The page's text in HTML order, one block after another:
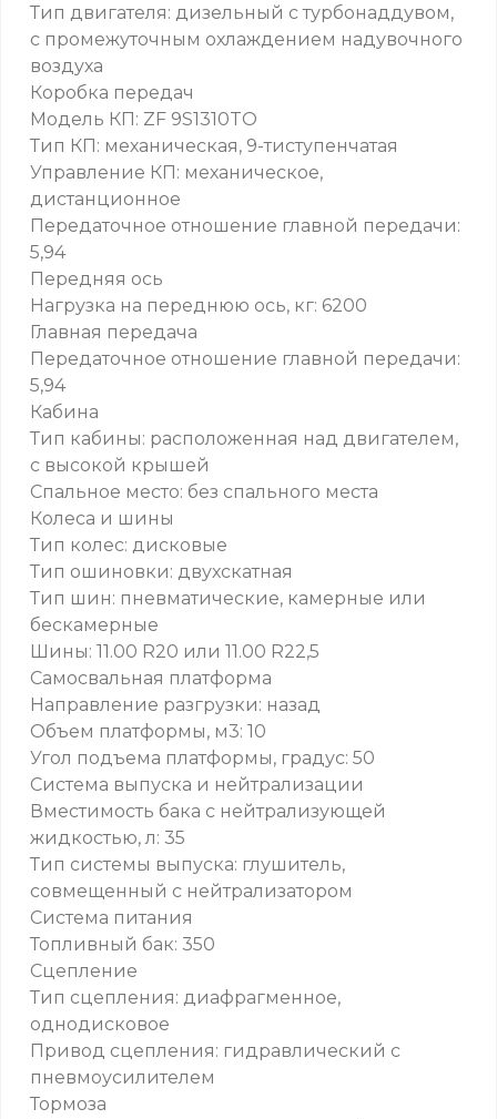
Тип двигателя: дизельный с турбонаддувом,
с промежуточным охлаждением надувочного
воздуха
Коробка передач
Модель КП: ZF 9S1310TO
Тип КП: механическая, 9-тиступенчатая
Управление КП: механическое,
дистанционное
Передаточное отношение главной передачи:
5,94
Передняя ось
Нагрузка на переднюю ось, кг: 6200
Главная передача
Передаточное отношение главной передачи:
5,94
Кабина
Тип кабины: расположенная над двигателем,
с высокой крышей
Спальное место: без спального места
Колеса и шины
Тип колес: дисковые
Тип ошиновки: двухскатная
Тип шин: пневматические, камерные или
бескамерные
Шины: 11.00 R20 или 11.00 R22,5
Самосвальная платформа
Направление разгрузки: назад
Объем платформы, м3: 10
Угол подъема платформы, градус: 50
Система выпуска и нейтрализации
Вместимость бака с нейтрализующей
жидкостью, л: 35
Тип системы выпуска: глушитель,
совмещенный с нейтрализатором
Система питания
Топливный бак: 350
Сцепление
Тип сцепления: диафрагменное,
однодисковое
Привод сцепления: гидравлический с
пневмоусилителем
Тормоза